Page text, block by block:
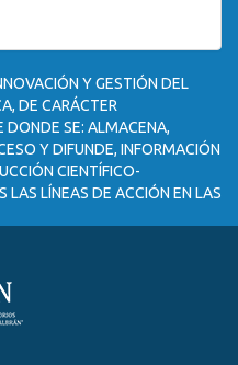
Y GESTIÓN DEL
DE CARÁCTER
DONDE SE: ALMACENA,
Y DIFUNDE, INFORMACIÓN
CIENTÍFICO-
LAS LÍNEAS DE ACCIÓN EN LAS